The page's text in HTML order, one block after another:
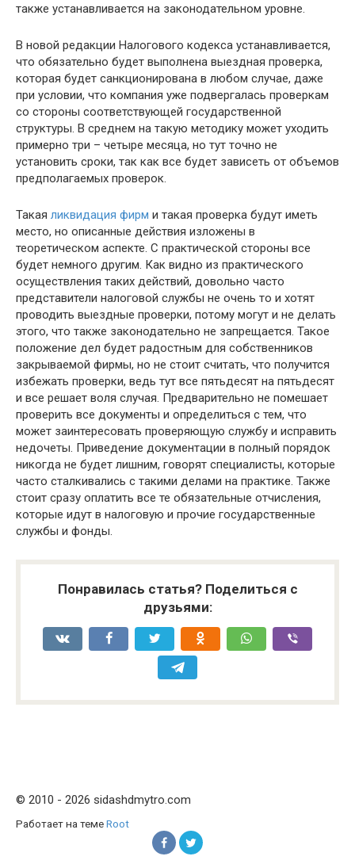
также устанавливается на законодательном уровне.
В новой редакции Налогового кодекса устанавливается,
что обязательно будет выполнена выездная проверка,
которая будет санкционирована в любом случае, даже
при условии, что компания уже подвергалась проверкам
со стороны соответствующей государственной
структуры. В среднем на такую методику может уходить
примерно три – четыре месяца, но тут точно не
установить сроки, так как все будет зависеть от объемов
предполагаемых проверок.
Такая ликвидация фирм и такая проверка будут иметь
место, но описанные действия изложены в
теоретическом аспекте. С практической стороны все
будет немного другим. Как видно из практического
осуществления таких действий, довольно часто
представители налоговой службы не очень то и хотят
проводить выездные проверки, потому могут и не делать
этого, что также законодательно не запрещается. Такое
положение дел будет радостным для собственников
закрываемой фирмы, но не стоит считать, что получится
избежать проверки, ведь тут все пятьдесят на пятьдесят
и все решает воля случая. Предварительно не помешает
проверить все документы и определиться с тем, что
может заинтересовать проверяющую службу и исправить
недочеты. Приведение документации в полный порядок
никогда не будет лишним, говорят специалисты, которые
часто сталкивались с такими делами на практике. Также
стоит сразу оплатить все те обязательные отчисления,
которые идут в налоговую и прочие государственные
службы и фонды.
Понравилась статья? Поделиться с
друзьями:
© 2010 - 2026 sidashdmytro.com
Работает на темеRoot